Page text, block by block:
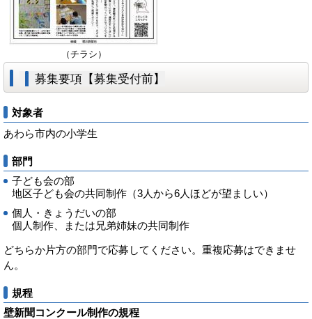
（チラシ）
募集要項【募集受付前】
対象者
あわら市内の小学生
部門
子ども会の部
地区子ども会の共同制作（3人から6人ほどが望ましい）
個人・きょうだいの部
個人制作、または兄弟姉妹の共同制作
どちらか片方の部門で応募してください。重複応募はできませ
ん。
規程
壁新聞コンクール制作の規程